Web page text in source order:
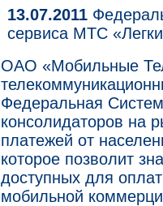
13.07.2011
сервиса МТС
ОАО «Мобильные
Федеральная
консолидаторов на
платежей от
которое позволит
доступных для
мобильной